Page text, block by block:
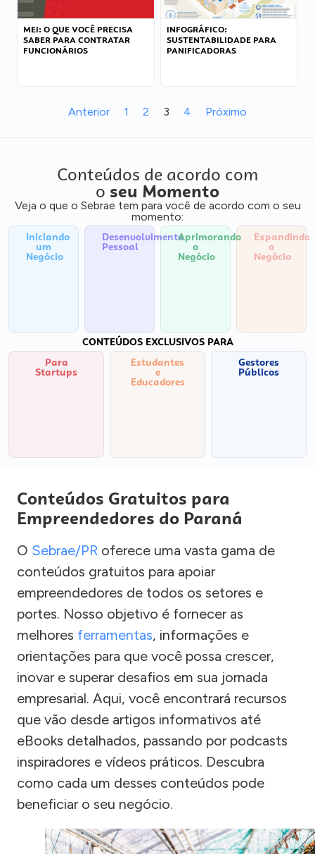
MEI: O QUE VOCÊ PRECISA
SABER PARA CONTRATAR
FUNCIONÁRIOS
INFOGRÁFICO:
SUSTENTABILIDADE PARA
PANIFICADORAS
Anterior 1 2 3 4 Próximo
Conteúdos de acordo com
o seu Momento
Veja o que o Sebrae tem para você de acordo com o seu
momento:
Iniciando
um
Negócio
Desenvolvimento
Pessoal
Aprimorando
o
Negócio
Expandindo
o
Negócio
CONTEÚDOS EXCLUSIVOS PARA
Para
Startups
Estudantes
e
Educadores
Gestores
Públicos
Conteúdos Gratuitos para
Empreendedores do Paraná
O Sebrae/PR oferece uma vasta gama de
conteúdos gratuitos para apoiar
empreendedores de todos os setores e
portes. Nosso objetivo é fornecer as
melhores ferramentas, informações e
orientações para que você possa crescer,
inovar e superar desafios em sua jornada
empresarial. Aqui, você encontrará recursos
que vão desde artigos informativos até
eBooks detalhados, passando por podcasts
inspiradores e vídeos práticos. Descubra
como cada um desses conteúdos pode
beneficiar o seu negócio.